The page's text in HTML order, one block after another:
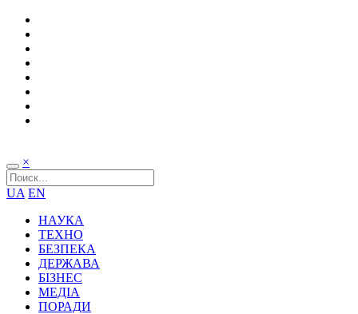
×
UA EN
НАУКА
ТЕХНО
БЕЗПЕКА
ДЕРЖАВА
БІЗНЕС
МЕДІА
ПОРАДИ